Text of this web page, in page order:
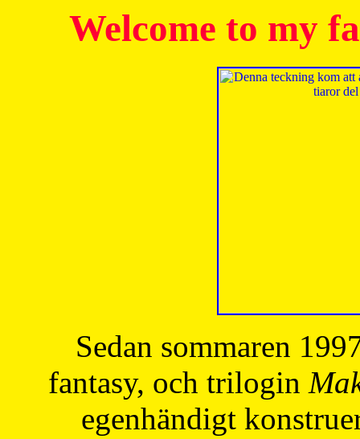
Welcome to my
Sedan sommaren
fantasy, och trilogin
egenhändigt